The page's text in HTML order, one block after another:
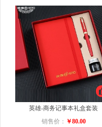
英雄-商务记事本礼盒套装
销售价： ￥80.00